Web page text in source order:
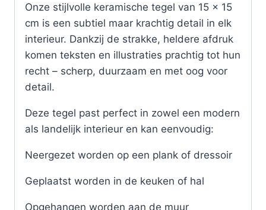
Onze stijlvolle keramische tegel van 15 x 15
cm is een subtiel maar krachtig detail in elk
interieur. Dankzij de strakke, heldere afdruk
komen teksten en illustraties prachtig tot hun
recht – scherp, duurzaam en met oog voor
detail.
Deze tegel past perfect in zowel een modern
als landelijk interieur en kan eenvoudig:
Neergezet worden op een plank of dressoir
Geplaatst worden in de keuken of hal
Opgehangen worden aan de muur